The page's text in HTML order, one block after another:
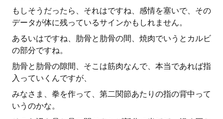
もしそうだったら、それはですね、感情を塞いで、その
データが体に残っているサインかもしれません。
あるいはですね、肋骨と肋骨の間、焼肉でいうとカルビ
の部分ですね。
肋骨と肋骨の隙間、そこは筋肉なんで、本当であれば指
入っていくんですが、
みなさま、拳を作って、第二関節あたりの指の背中って
いうのかな。